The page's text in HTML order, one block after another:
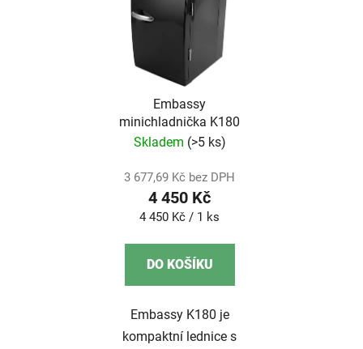
Embassy
minichladnička K180
Skladem (>5 ks)
3 677,69 Kč bez DPH
4 450 Kč
Měrná
4 450 Kč / 1 ks
DO KOŠÍKU
Embassy K180 je
kompaktní lednice s